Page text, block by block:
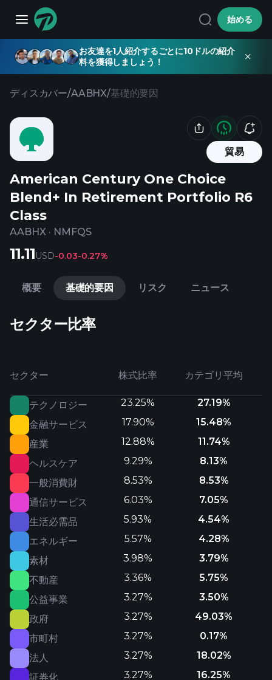
始める
お友達を1人紹介するごとに10ドルの紹介
料を獲得しましょう！
ディスカバー/AABHX/基礎的要因
貿易
American Century One Choice
Blend+ In Retirement Portfolio R6
Class
AABHX · NMFQS
11.11USD-0.03-0.27%
概要 基礎的要因 リスク ニュース
セクター比率
セクター 株式比率 カテゴリ平均
テクノロジー 23.25%
27.19%
金融サービス
17.90%
15.48%
産業
12.88%
11.74%
ヘルスケア
9.29%
8.13%
一般消費財
8.53%
8.53%
通信サービス
6.03%
7.05%
生活必需品
5.93%
4.54%
エネルギー
5.57%
4.28%
素材
3.98%
3.79%
不動産
3.36%
5.75%
公益事業
3.27%
3.50%
政府
3.27%
49.03%
市町村
3.27%
0.17%
法人
3.27%
18.02%
証券化
3.27%
16.25%